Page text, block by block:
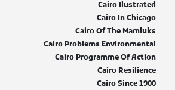
Cairo Ilustrated
Cairo In Chicago
Cairo Of The Mamluks
Cairo Problems Environmental
Cairo Programme Of Action
Cairo Resilience
Cairo Since 1900